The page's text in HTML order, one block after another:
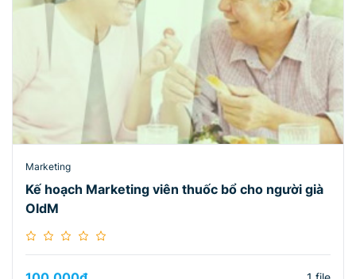
Marketing
Kế hoạch Marketing viên thuốc bổ cho người già
OldM